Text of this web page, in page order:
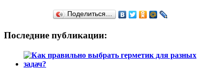
Поделиться…
Последние публикации: